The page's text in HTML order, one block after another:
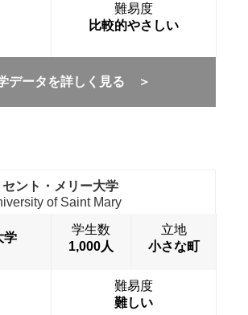
難易度
比較的やさしい
データを詳しく見る ＞
セント・メリー大学
of Saint Mary
学
学生数
1,000人
立地
小さな町
難易度
難しい